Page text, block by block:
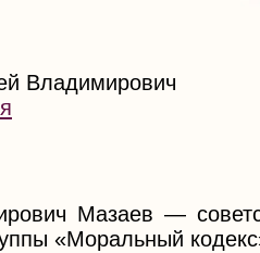
Владимирович
Мазаев —
«Моральный